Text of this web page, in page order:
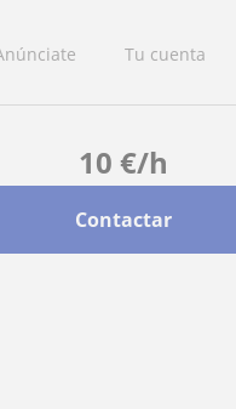
Tu cuenta
10 €/h
Contactar